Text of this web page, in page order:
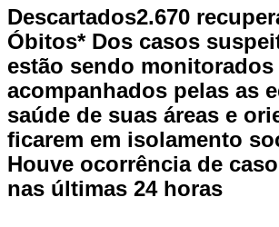
Descartados2.670
Óbitos* Dos casos
estão sendo monitorados
acompanhados pelas as
saúde de suas áreas e
ficarem em isolamento
Houve ocorrência de
nas últimas 24 horas